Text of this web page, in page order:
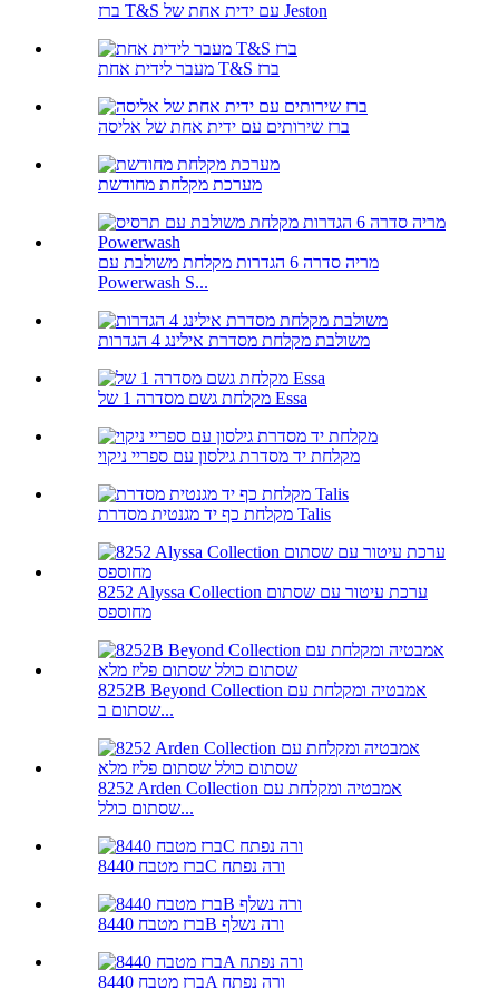
ברז T&S עם ידית אחת של Jeston
מעבר לידית אחת T&S ברז
ברז שירותים עם ידית אחת של אליסה
מערכת מקלחת מחודשת
מריה סדרה 6 הגדרות מקלחת משולבת עם
Powerwash S...
משולבת מקלחת מסדרת אילינג 4 הגדרות
מקלחת גשם מסדרה 1 של Essa
מקלחת יד מסדרת גילסון עם ספריי ניקוי
מקלחת כף יד מגנטית מסדרת Talis
8252 Alyssa Collection ערכת עיטור עם שסתום
מחוספס
8252B Beyond Collection אמבטיה ומקלחת עם
שסתום ב...
8252 Arden Collection אמבטיה ומקלחת עם
שסתום כולל...
ברז מטבח 8440C ורה נפתח
ברז מטבח 8440B ורה נשלף
ברז מטבח 8440A ורה נפתח